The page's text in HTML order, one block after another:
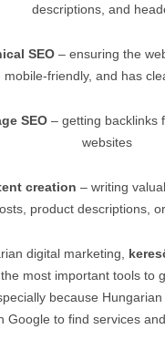
descriptions, and
SEO– ensuring the
mobile-friendly, and has
SEO – getting backlinks
websites
creation – writing
product descriptions,
digital marketing,
most important tools to
because
Google to find services